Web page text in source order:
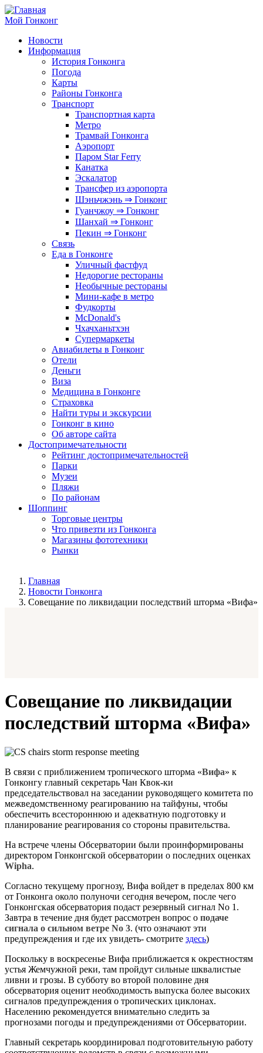
Перейти
к
содержанию
Мой Гонконг
Основные
ссылки
Новости
Информация
История Гонконга
Погода
Карты
Районы Гонконга
Транспорт
Транспортная карта
Метро
Трамвай Гонконга
Аэропорт
Паром Star Ferry
Канатка
Эскалатор
Трансфер из аэропорта
Шэньчжэнь ⇒ Гонконг
Гуанчжоу ⇒ Гонконг
Шанхай ⇒ Гонконг
Пекин ⇒ Гонконг
Связь
Еда в Гонконге
Уличный фастфуд
Недорогие рестораны
Необычные рестораны
Мини-кафе в метро
Фудкорты
McDonald's
Чхачханьтхэн
Супермаркеты
Авиабилеты в Гонконг
Отели
Деньги
Виза
Медицина в Гонконге
Страховка
Найти туры и экскурсии
Гонконг в кино
Об авторе сайта
Достопримечательности
Рейтинг достопримечательностей
Парки
Музеи
Пляжи
По районам
Шоппинг
Торговые центры
Что привезти из Гонконга
Магазины фототехники
Рынки
Главная
Новости Гонконга
Совещание по ликвидации последствий шторма «Вифа»
Совещание по ликвидации
последствий шторма «Вифа»
В связи с приближением тропического шторма «Вифа» к
Гонконгу главный секретарь Чан Квок-ки
председательствовал на заседании руководящего комитета по
межведомственному реагированию на тайфуны, чтобы
обеспечить всестороннюю и адекватную подготовку и
планирование реагирования со стороны правительства.
На встрече члены Обсерватории были проинформированы
директором Гонконгской обсерватории о последних оценках
Wipha.
Согласно текущему прогнозу, Вифа войдет в пределах 800 км
от Гонконга около полуночи сегодня вечером, после чего
Гонконгская обсерватория подаст резервный сигнал No 1.
Завтра в течение дня будет рассмотрен вопрос о подаче
сигнала о сильном ветре No 3. (что означают эти
предупреждения и где их увидеть- смотрите здесь)
Поскольку в воскресенье Вифа приближается к окрестностям
устья Жемчужной реки, там пройдут сильные шквалистые
ливни и грозы. В субботу во второй половине дня
обсерватория оценит необходимость выпуска более высоких
сигналов предупреждения о тропических циклонах.
Населению рекомендуется внимательно следить за
прогнозами погоды и предупреждениями от Обсерватории.
Главный секретарь координировал подготовительную работу